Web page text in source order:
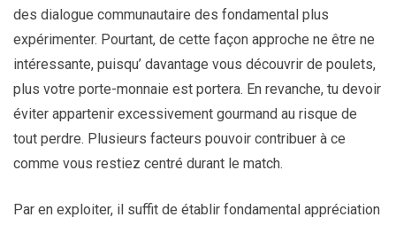
des dialogue communautaire des fondamental plus
expérimenter. Pourtant, de cette façon approche ne être ne
intéressante, puisqu’ davantage vous découvrir de poulets,
plus votre porte-monnaie est portera. En revanche, tu devoir
éviter appartenir excessivement gourmand au risque de
tout perdre. Plusieurs facteurs pouvoir contribuer à ce
comme vous restiez centré durant le match.
Par en exploiter, il suffit de établir fondamental appréciation